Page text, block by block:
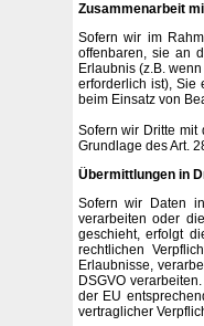
Zusammenarbeit
Sofern wir im
offenbaren, sie an
Erlaubnis (z.B.
erforderlich ist), Sie
beim Einsatz von
Sofern wir Dritte mit
Grundlage des Art.
Übermittlungen in
Sofern wir Daten
verarbeiten oder
geschieht, erfolgt
rechtlichen
Erlaubnisse,
DSGVO
der EU
vertraglicher